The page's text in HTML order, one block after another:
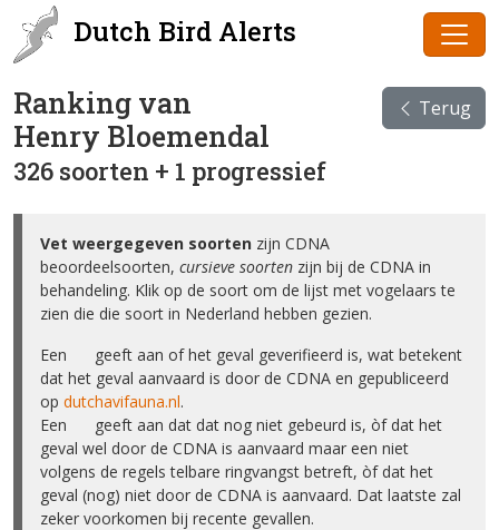
Dutch Bird Alerts
Ranking van
Henry Bloemendal
326 soorten + 1 progressief
Terug
Vet weergegeven soorten zijn CDNA
beoordeelsoorten, cursieve soorten zijn bij de CDNA in
behandeling. Klik op de soort om de lijst met vogelaars te
zien die die soort in Nederland hebben gezien.
Een ✅ geeft aan of het geval geverifieerd is, wat betekent
dat het geval aanvaard is door de CDNA en gepubliceerd
op dutchavifauna.nl.
Een ❌ geeft aan dat dat nog niet gebeurd is, òf dat het
geval wel door de CDNA is aanvaard maar een niet
volgens de regels telbare ringvangst betreft, òf dat het
geval (nog) niet door de CDNA is aanvaard. Dat laatste zal
zeker voorkomen bij recente gevallen.